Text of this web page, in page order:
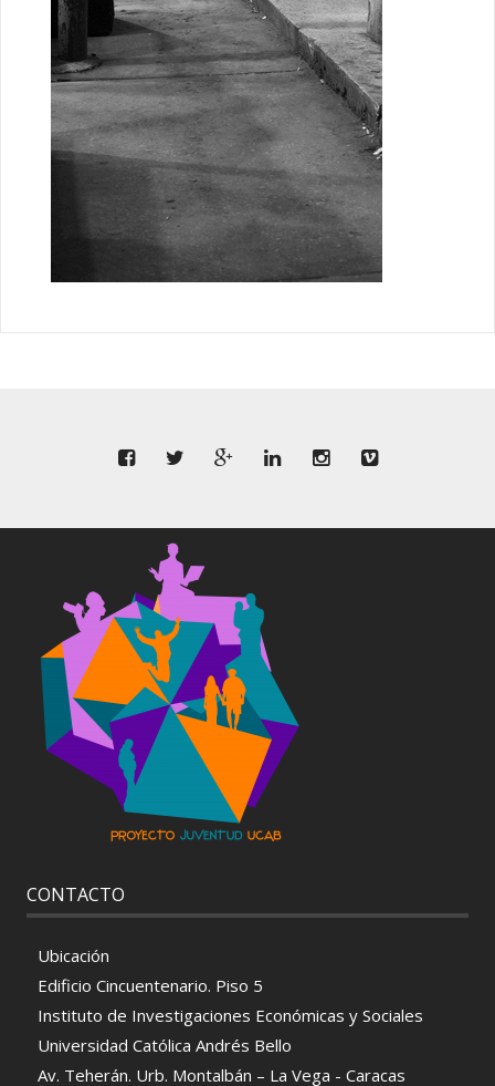
CONTACTO
Ubicación
Edificio Cincuentenario. Piso 5
Instituto de Investigaciones Económicas y Sociales
Universidad Católica Andrés Bello
Av. Teherán. Urb. Montalbán – La Vega - Caracas